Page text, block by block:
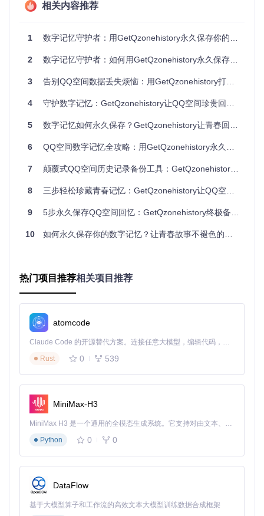
本地环境完成所有操作，账号信息不经过第三方服务器
支持设置访问密码，双重保障备份文件安全
智能识别并保存文字动态、图片链接、地理位置等多维信息
自动检测重复数据，避免冗余存储
支持多种导出格式（Excel/HTML），适配未来文件读取需
数据结构设计考虑长期归档，预留扩展字段
记忆捕获三阶段：从唤醒到永久封存
第一阶段：记忆唤醒（环境准备）
git clone
核心依赖说明：
requests：安全处理网络请求的"通信兵"
pandas：整理数据的"档案管理员"
启动程序开始捕获数字记忆：
扫描并统计所有可见说说内容
分批次抓取历史数据（避免请求过于频繁）
相关内容推荐
1 数字记忆守护者：用GetQzonehistory永久保存你的QQ空间时光
2 数字记忆守护者：如何用GetQzonehistory永久保存QQ空间珍贵回忆
3 告别QQ空间数据丢失烦恼：用GetQzonehistory打造你的数字记忆永久保存方案
4 守护数字记忆：GetQzonehistory让QQ空间珍贵回忆永久珍藏
5 数字记忆如何永久保存？GetQzonehistory让青春回忆不再消失
6 QQ空间数字记忆全攻略：用GetQzonehistory永久保存青春足迹
7 颠覆式QQ空间历史记录备份工具：GetQzonehistory让青春记忆永久留存
8 三步轻松珍藏青春记忆：GetQzonehistory让QQ空间说说永久保存
9 5步永久保存QQ空间回忆：GetQzonehistory终极备份指南
10 如何永久保存你的数字记忆？让青春故事不褪色的实用指南
热门项目推荐相关项目推荐
atomcode
Claude Code 的开源替代方案。连接任意大模型，编辑代码，运行命令，自动验证 — 全自动执行。用 Rust 构建，极致性能。 ｜ An open-source alternative to Claude Code. Connect any LLM, edit code, run commands, and verify changes — autonomously. Built in Rust for speed. Get Started
Rust
0 539
MiniMax-H3
MiniMax H3 是一个通用的全模态生成系统。它支持对由文本、图像、视频和音频组成的多模态上下文进行统一理解，并能生成分辨率高达 2K、时长可达 15 秒的带原生立体声音频的视频。得益于面向任务泛化的系统设计，H3 在预训练阶段就已具备广泛的多模态上下文理解与生成能力，能够出色地执行复杂的多模态指令。
Python
0 0
DataFlow
基于大模型算子和工作流的高效文本大模型训练数据合成框架